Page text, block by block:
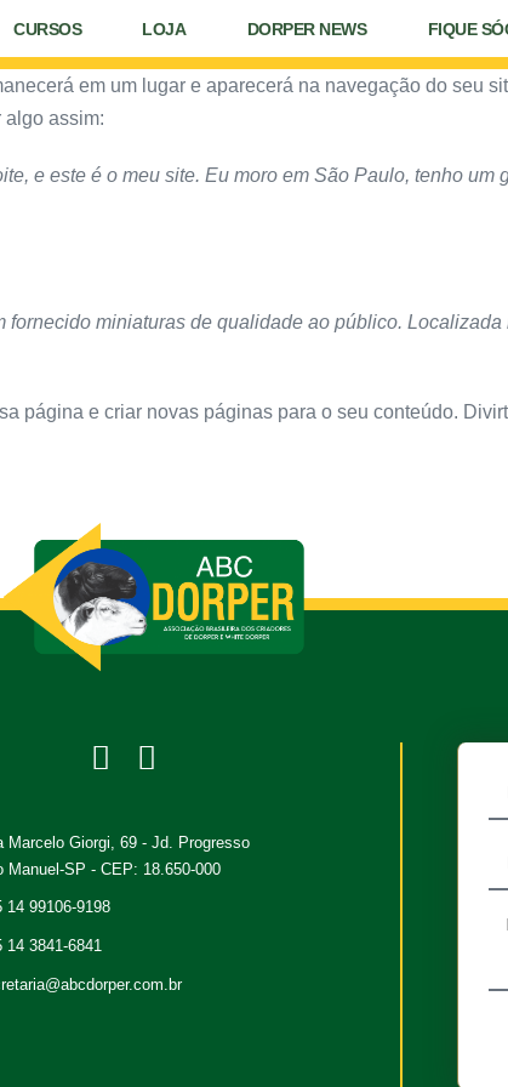
CURSOS LOJA DORPER NEWS FIQUE
em um lugar e aparecerá na navegação do seu
algo assim:
e este é o meu site. Eu moro em São Paulo, tenho
miniaturas de qualidade ao público.
página e criar novas páginas para o seu conteúdo.
Marcelo Giorgi, 69 - Jd. Progresso
Manuel-SP - CEP: 18.650-000
14 99106-9198
14 3841-6841